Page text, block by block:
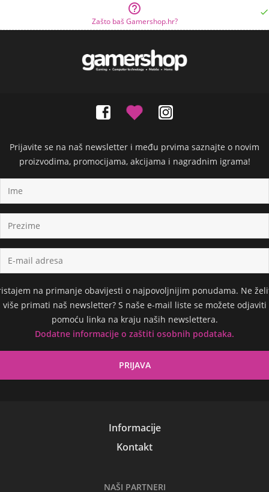

Zašto baš Gamershop.hr?

Prijavite se na naš newsletter i među prvima saznajte o novim
proizvodima, promocijama, akcijama i nagradnim igrama!
na primanje obavijesti o najpovoljnijim ponudama. Ne
više primati naš newsletter? S naše e-mail liste se možete odjaviti
pomoću linka na kraju naših newslettera.
Dodatne informacije o zaštiti osobnih podataka.
Informacije
Kontakt
NAŠI PARTNERI